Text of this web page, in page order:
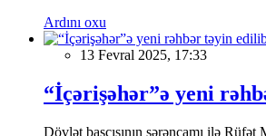
Ardını oxu
13 Fevral 2025, 17:33
“İçərişəhər”ə yeni
Dövlət başçısının sərəncamı ilə